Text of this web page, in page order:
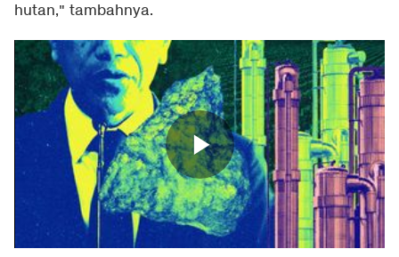
hutan," tambahnya.